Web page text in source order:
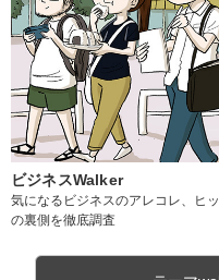
ビジネスWalker
気になるビジネスのアレコレ、ヒ
の裏側を徹底調査